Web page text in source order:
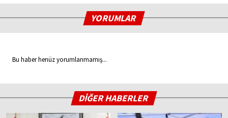
YORUMLAR
Bu haber henüz yorumlanmamış...
DİĞER HABERLER